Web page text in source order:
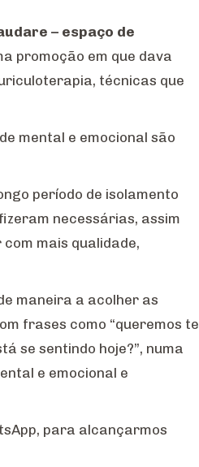
– espaço de
promoção em que dava
técnicas que
mental e emocional são
período de isolamento
necessárias, assim
mais qualidade,
maneira a acolher as
frases como “queremos te
se sentindo hoje?”, numa
e emocional e
para alcançarmos